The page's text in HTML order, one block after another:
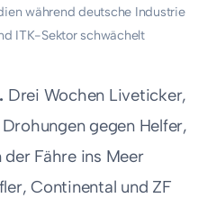
während deutsche Industrie
ITK-Sektor schwächelt
Drei Wochen Liveticker,
gegen Helfer,
Fähre ins Meer
Continental und ZF